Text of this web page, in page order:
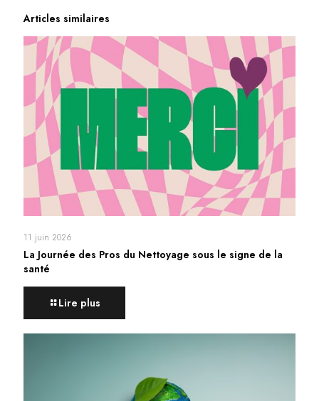
Articles similaires
11 juin 2026
La Journée des Pros du Nettoyage sous le signe de la
santé
Lire plus